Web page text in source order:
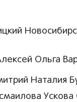
Ольга
Наталия